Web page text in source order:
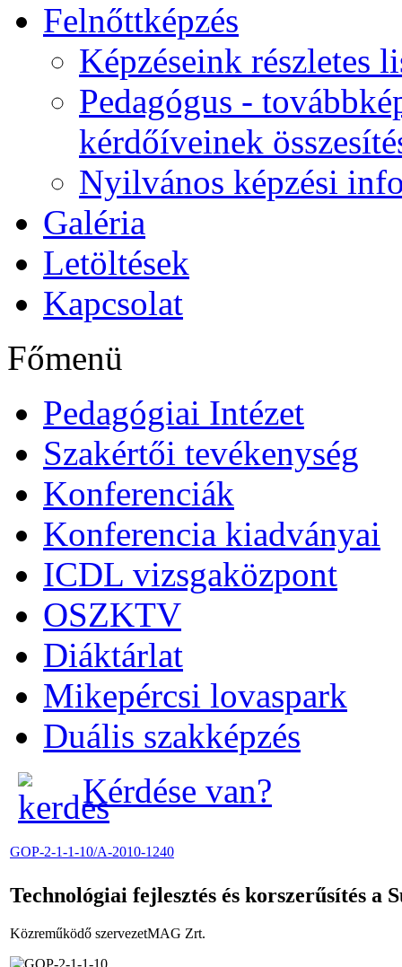
Felnőttképzés
Képzéseink részletes
Pedagógus -
kérdőíveinek
Nyilvános képzési
Galéria
Letöltések
Kapcsolat
Főmenü
Pedagógiai Intézet
Szakértői tevékenység
Konferenciák
Konferencia kiadványai
ICDL vizsgaközpont
OSZKTV
Diáktárlat
Mikepércsi lovaspark
Duális szakképzés
Kérdése van?
GOP-2-1-1-10/A-2010-1240
Technológiai fejlesztés és korszerűsítés a
Közreműködő szervezetMAG Zrt.